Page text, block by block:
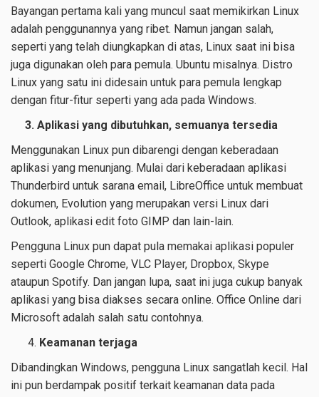
Bayangan pertama kali yang muncul saat memikirkan Linux
adalah penggunannya yang ribet. Namun jangan salah,
seperti yang telah diungkapkan di atas, Linux saat ini bisa
juga digunakan oleh para pemula. Ubuntu misalnya. Distro
Linux yang satu ini didesain untuk para pemula lengkap
dengan fitur-fitur seperti yang ada pada Windows.
3. Aplikasi yang dibutuhkan, semuanya tersedia
Menggunakan Linux pun dibarengi dengan keberadaan
aplikasi yang menunjang. Mulai dari keberadaan aplikasi
Thunderbird untuk sarana email, LibreOffice untuk membuat
dokumen, Evolution yang merupakan versi Linux dari
Outlook, aplikasi edit foto GIMP dan lain-lain.
Pengguna Linux pun dapat pula memakai aplikasi populer
seperti Google Chrome, VLC Player, Dropbox, Skype
ataupun Spotify. Dan jangan lupa, saat ini juga cukup banyak
aplikasi yang bisa diakses secara online. Office Online dari
Microsoft adalah salah satu contohnya.
Keamanan terjaga
Dibandingkan Windows, pengguna Linux sangatlah kecil. Hal
ini pun berdampak positif terkait keamanan data pada